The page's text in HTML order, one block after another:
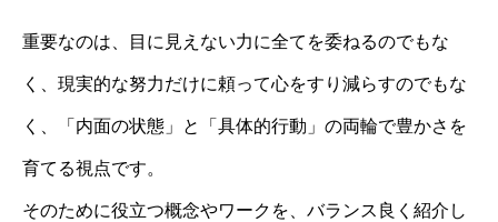
重要なのは、目に見えない力に全てを委ねるのでもな
く、現実的な努力だけに頼って心をすり減らすのでもな
く、「内面の状態」と「具体的行動」の両輪で豊かさを
育てる視点です。
そのために役立つ概念やワークを、バランス良く紹介し